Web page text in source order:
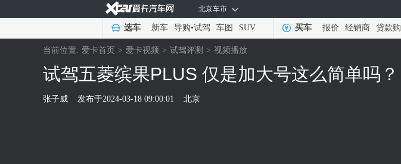
北京车市
选车 新车 导购•试驾 车图 SUV 买车 报价 经销商 贷款购
当前位置: 爱卡首页 > 爱卡视频 > 试驾评测 > 视频播放
试驾五菱缤果PLUS 仅是加大号这么简单吗？
张子威 发布于2024-03-18 09:00:01 北京